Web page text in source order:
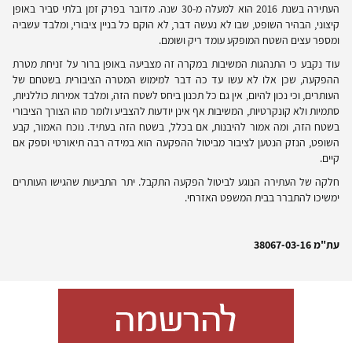
העתירה בשנת 2016 הוא למעלה מ-30 שנה. מדובר בפרק זמן בלתי סביר באופן
קיצוני, הבהיר השופט, שבו לא נעשה דבר, לא הוקם כל בניין ציבורי, ומלבד עשביה
ומספר עצים השטח המופקע עומד ריק ושומם.
עוד נקבע כי התנהגות המשיבות במקרה זה מצביעה באופן ברור על זניחת מטרת
ההפקעה, שכן אלו לא עשו עד כה דבר למימוש המטרה הציבורית בשטחם של
העותרים, וכי נכון להיום, אין גם כל תכנון ביחס לשטח הזה, ומלבד אמירות כוללניות,
סתמיות ולא קונקרטיות, המשיבות אף אינן יודעות להצביע ולומר מהו הצורך הציבורי
בשטח הזה, ומה אמור להיבנות, אם בכלל, בשטח הזה בעתיד. נוכח האמור, קבע
השופט, הנזק הנטען לציבור מביטול ההפקעה הוא במידה רבה תיאורטי וספק אם
קיים.
חלקה של העתירה הנוגע לביטול הפקעה התקבל. יתר התביעות שהגישו העותרים
ימשיכו להתברר בבית המשפט האזרחי.
עת"מ 38067-03-16